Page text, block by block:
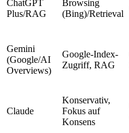
ChatGPT
Plus/RAG
Browsing
(Bing)/Retrieval
Gemini
(Google/AI
Overviews)
Google-Index-
Zugriff, RAG
Claude
Konservativ,
Fokus auf
Konsens